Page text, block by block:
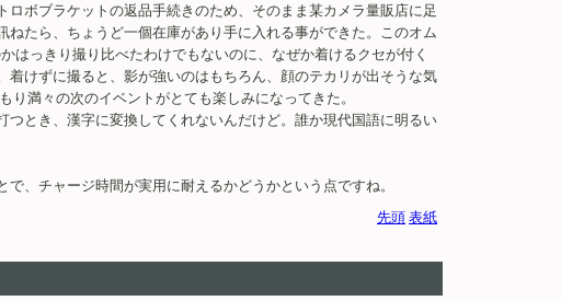
ボブラケットの返品手続きのため、そのまま某カメラ量販店に足
たら、ちょうど一個在庫があり手に入れる事ができた。このオム
はっきり撮り比べたわけでもないのに、なぜか着けるクセが付く
けずに撮ると、影が強いのはもちろん、顔のテカリが出そうな気
満々の次のイベントがとても楽しみになってきた。
とき、漢字に変換してくれないんだけど。誰か現代国語に明るい
、チャージ時間が実用に耐えるかどうかという点ですね。
先頭 表紙